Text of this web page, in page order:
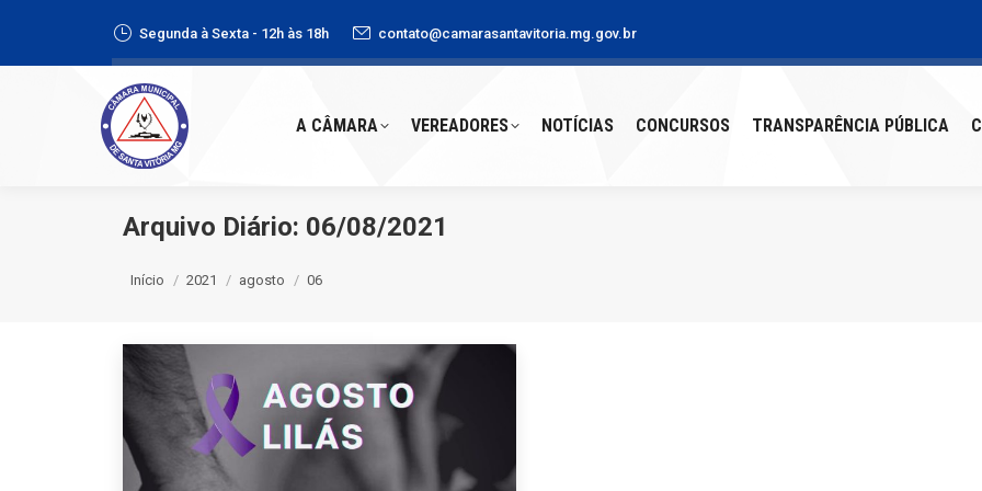
Segunda à Sexta - 12h às 18h contato@camarasantavitoria.mg.gov.br
A CÂMARA VEREADORES NOTÍCIAS CONCURSOS TRANSPARÊNCIA PÚBLICA
Arquivo Diário: 06/08/2021
Início 2021 agosto 06
A CÂMARA VEREADORES NOTÍCIAS CONCURSOS